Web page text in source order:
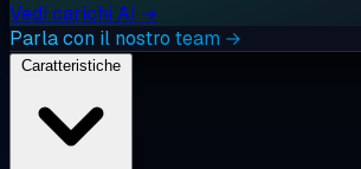
Vedi carichi AI →
Parla con il nostro team →